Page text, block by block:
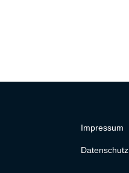
Impressum
Datenschutz